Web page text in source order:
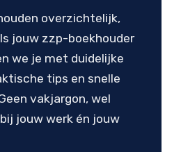
overzichtelijk,
jouw zzp-boekhouder
we je met duidelijke
tips en snelle
vakjargon, wel
jouw werk én jouw